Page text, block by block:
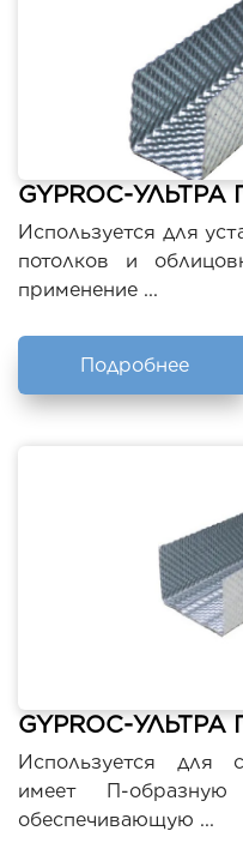
GYPROC-
Используется для
потолков и
применение ...
Подробнее
GYPROC-
Используется для
имеет П-
обеспечивающую ...